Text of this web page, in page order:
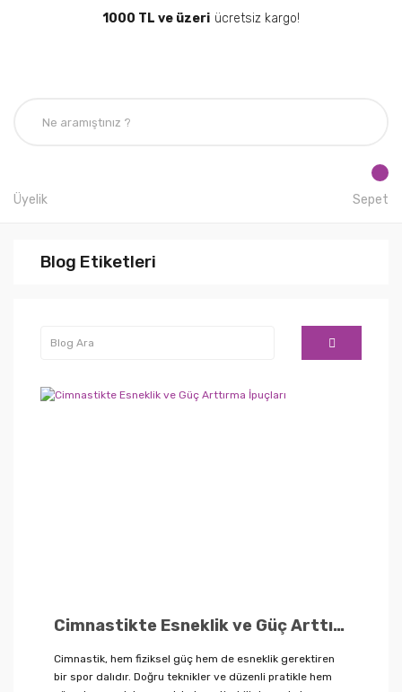
1000 TL ve üzeri ücretsiz kargo!
Üyelik Sepet
Blog Etiketleri
Cimnastikte Esneklik ve Güç Arttırma İpuçları
Cimnastik, hem fiziksel güç hem de esneklik gerektiren
bir spor dalıdır. Doğru teknikler ve düzenli pratikle hem